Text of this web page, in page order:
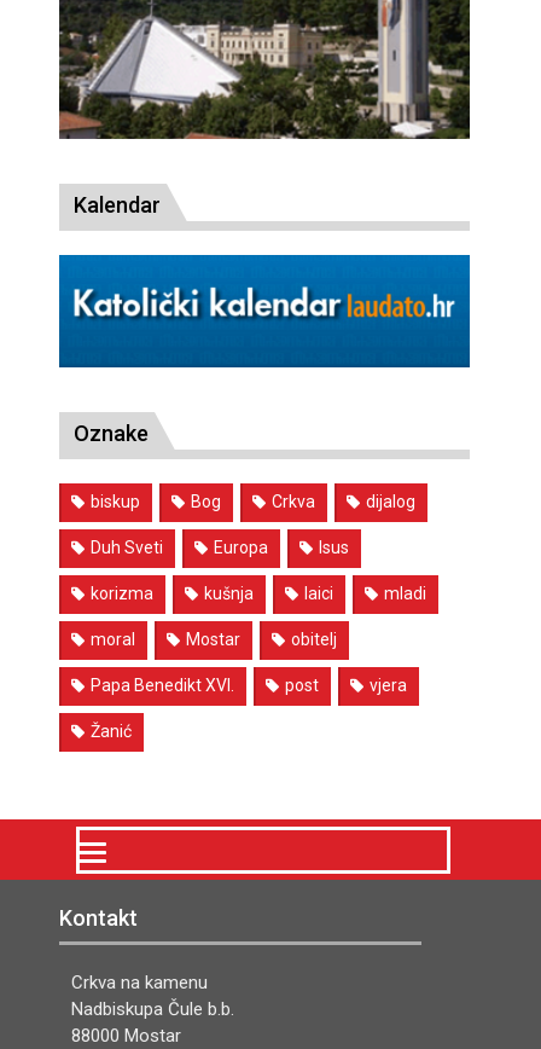
Kalendar
Oznake
biskup Bog Crkva dijalog
Duh Sveti Europa Isus
korizma kušnja laici mladi
moral Mostar obitelj
Papa Benedikt XVI. post vjera
Žanić
Kontakt
Crkva na kamenu
Nadbiskupa Čule b.b.
88000 Mostar